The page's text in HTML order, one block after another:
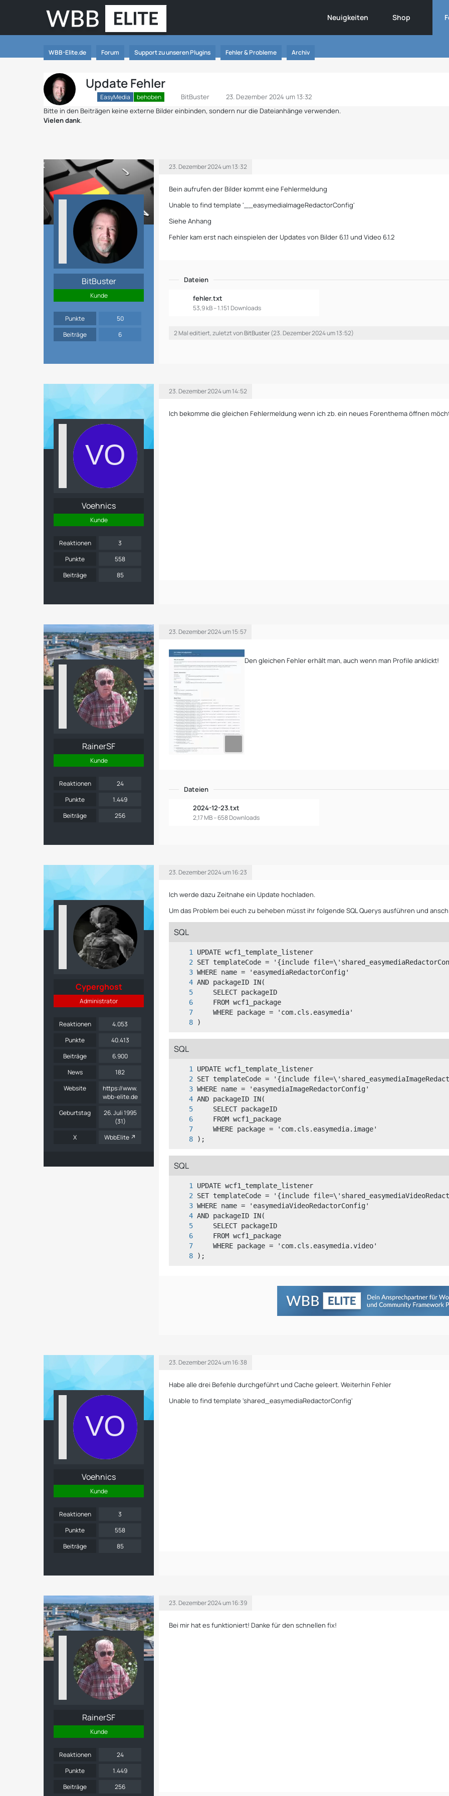
Neuigkeiten Shop
WBB-Elite.de Forum Support zu unseren Plugins Fehler & Probleme Archiv
Update Fehler
EasyMedia behoben BitBuster
23. Dezember 2024 um 13:32
Bitte in den Beiträgen keine externe Bilder einbinden, sondern nur die Dateianhänge verwenden.
Vielen dank.
BitBuster
Kunde
Punkte
50
Beiträge
6
23. Dezember 2024 um 13:32
Bein aufrufen der Bilder kommt eine Fehlermeldung
Unable to find template '__easymediaImageRedactorConfig'
Siehe Anhang
Fehler kam erst nach einspielen der Updates von Bilder 6.1.1 und Video 6.1.2
Dateien
fehler.txt
53,9 kB – 1.151 Downloads
2 Mal editiert, zuletzt vonBitBuster(23. Dezember 2024 um 13:52)
Voehnics
Kunde
Reaktionen
3
Punkte
558
Beiträge
85
23. Dezember 2024 um 14:52
Ich bekomme die gleichen Fehlermeldung wenn ich zb. ein neues Forenthema öffnen
RainerSF
Kunde
Reaktionen
24
Punkte
1.449
Beiträge
256
23. Dezember 2024 um 15:57
Den gleichen Fehler erhält man, auch wenn man Profile anklickt!
Dateien
2024-12-23.txt
2,17 MB – 658 Downloads
Cyperghost
Administrator
Reaktionen
4.053
Punkte
40.413
Beiträge
6.900
News
182
Website
https://www.
wbb-elite.de
Geburtstag
26. Juli 1995
(31)
X
WbbElite
23. Dezember 2024 um 16:23
Ich werde dazu Zeitnahe ein Update hochladen.
Um das Problem bei euch zu beheben müsst ihr folgende SQL Querys ausführen und
SQL
)
SQL
);
SQL
);
Voehnics
Kunde
Reaktionen
3
Punkte
558
Beiträge
85
23. Dezember 2024 um 16:38
Habe alle drei Befehle durchgeführt und Cache geleert. Weiterhin Fehler
Unable to find template 'shared_easymediaRedactorConfig'
RainerSF
Kunde
Reaktionen
24
Punkte
1.449
Beiträge
256
23. Dezember 2024 um 16:39
Bei mir hat es funktioniert! Danke für den schnellen fix!